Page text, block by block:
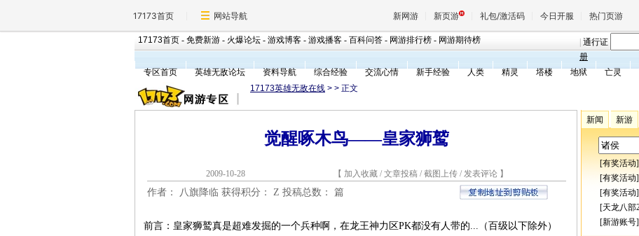
17173首页 网站导航 新网游 新页游 礼包/激活码 今日开服 热门页游
天堂
王权与自由
17173首页 - 免费新游 - 火爆论坛 - 游戏博客 - 游戏播客 - 百科问答 - 网游排行榜 - 网游期待榜 通行证
册
专区首页
英雄无敌论坛 资料导航 综合经验 交流心情 新手经验 人类 精灵 塔楼 地狱 亡灵
17173英雄无敌在线 > > 正文
觉醒啄木鸟——皇家狮鹫
2009-10-28 【 加入收藏/ 文章投稿 / 截图上传/ 发表评论】
作者： 八旗降临 获得积分： Z 投稿总数： 篇
前言：皇家狮鹫真是超难发掘的一个兵种啊，在龙王神力区PK都没有人带的...（百级以下除外）
新闻 新游
[有奖活动
[有奖活动
[有奖活动
[天龙八部
[新游账号]